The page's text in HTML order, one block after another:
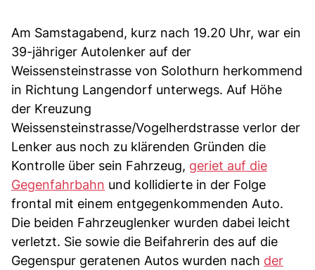
Am Samstagabend, kurz nach 19.20 Uhr, war ein
39-jähriger Autolenker auf der
Weissensteinstrasse von Solothurn herkommend
in Richtung Langendorf unterwegs. Auf Höhe
der Kreuzung
Weissensteinstrasse/Vogelherdstrasse verlor der
Lenker aus noch zu klärenden Gründen die
Kontrolle über sein Fahrzeug, geriet auf die
Gegenfahrbahn und kollidierte in der Folge
frontal mit einem entgegenkommenden Auto.
Die beiden Fahrzeuglenker wurden dabei leicht
verletzt. Sie sowie die Beifahrerin des auf die
Gegenspur geratenen Autos wurden nach der